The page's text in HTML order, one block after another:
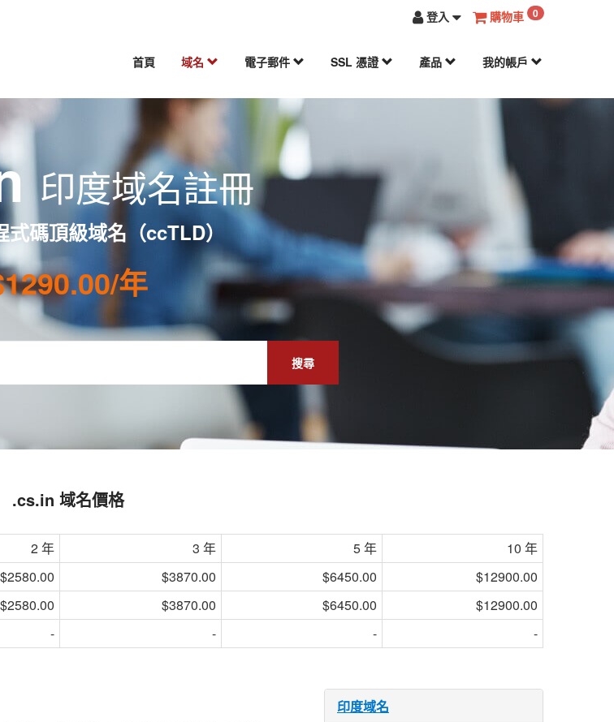
登入 購物車 0
首頁 域名 電子郵件 SSL 憑證 產品 我的帳戶
印度域名註冊
式碼頂級域名（ccTLD）
年
搜尋
.cs.in 域名價格
2 年 3 年 5 年
10 年
$2580.00 $3870.00 $6450.00
$12900.00
$2580.00 $3870.00 $6450.00
$12900.00
- - - -
印度域名